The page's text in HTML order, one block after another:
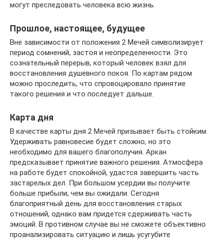
могут преследовать человека всю жизнь.
Прошлое, настоящее, будущее
Вне зависимости от положения 2 Мечей символизирует
период сомнений, застоя и неопределенности. Это
сознательный перерыв, который человек взял для
восстановления душевного покоя. По картам рядом
можно проследить, что спровоцировало принятие
такого решения и что последует дальше.
Карта дня
В качестве карты дня 2 Мечей призывает быть стойким.
Удерживать равновесие будет сложно, но это
необходимо для вашего благополучия. Аркан
предсказывает принятие важного решения. Атмосфера
на работе будет спокойной, удастся завершить часть
застарелых дел. При большом усердии вы получите
больше прибыли, чем вы ожидали. Сегодня
благоприятный день для восстановления старых
отношений, однако вам придется сдерживать часть
эмоций. В противном случае вы не сможете объективно
проанализировать ситуацию и лишь усугубите